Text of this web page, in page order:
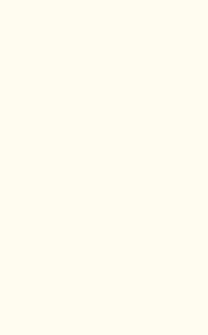
で気に入りました。
ます。 又のご来店お待
て発送も早く とても気持ち